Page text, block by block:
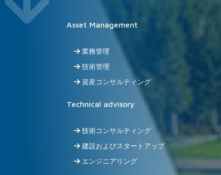
Asset Management
業務管理
技術管理
資産コンサルティング
Technical advisory
技術コンサルティング
建設およびスタートアップ
エンジニアリング